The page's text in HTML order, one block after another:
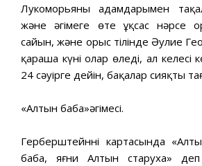
Лукоморьяның адамдарымен
және әңгімеге өте ұқсас
сайын, және орыс тілінде Әулие
қараша күні олар өледі, ал келесі
24 сәуірге дейін, бақалар сияқты
«Алтын баба»әңгімесі.
Герберштейннің картасында
баба, яғни Алтын старуха»